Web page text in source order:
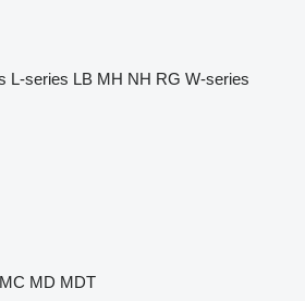
L-series LB MH NH RG W-series
MC MD MDT